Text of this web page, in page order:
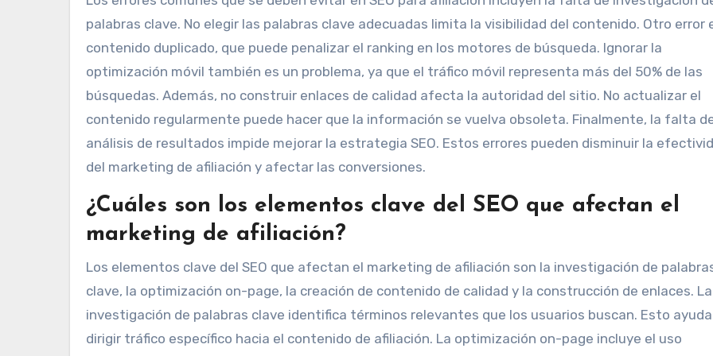
palabras clave. No elegir las palabras clave adecuadas limita la visibilidad del contenido. Otro error
contenido duplicado, que puede penalizar el ranking en los motores de búsqueda. Ignorar la
optimización móvil también es un problema, ya que el tráfico móvil representa más del 50% de las
búsquedas. Además, no construir enlaces de calidad afecta la autoridad del sitio. No actualizar el
contenido regularmente puede hacer que la información se vuelva obsoleta. Finalmente, la falta
análisis de resultados impide mejorar la estrategia SEO. Estos errores pueden disminuir la
del marketing de afiliación y afectar las conversiones.
¿Cuáles son los elementos clave del SEO que afectan el
marketing de afiliación?
Los elementos clave del SEO que afectan el marketing de afiliación son la investigación de
clave, la optimización on-page, la creación de contenido de calidad y la construcción de enlaces. La
investigación de palabras clave identifica términos relevantes que los usuarios buscan. Esto
dirigir tráfico específico hacia el contenido de afiliación. La optimización on-page incluye el uso